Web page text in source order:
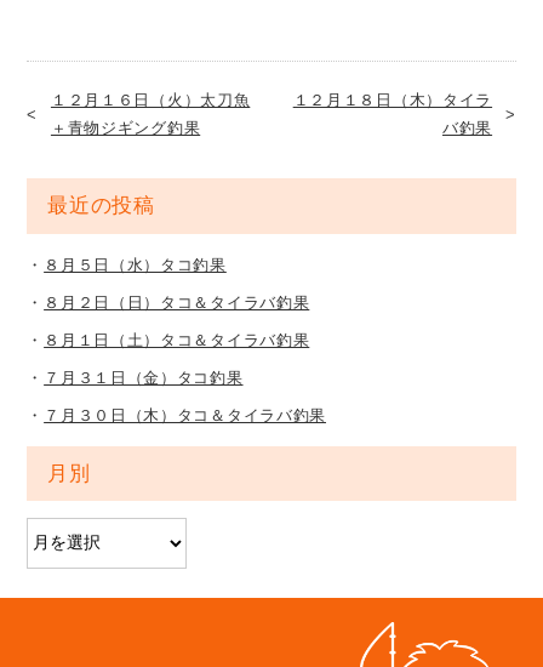
１２月１６日（火）太刀魚
＋青物ジギング釣果
１２月１８日（木）タイラ
バ釣果
最近の投稿
８月５日（水）タコ釣果
８月２日（日）タコ＆タイラバ釣果
８月１日（土）タコ＆タイラバ釣果
７月３１日（金）タコ釣果
７月３０日（木）タコ＆タイラバ釣果
月別